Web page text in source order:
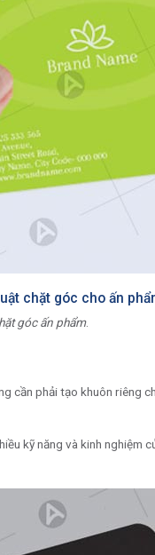
chặt góc cho ấn
góc ấn phẩm.
cần phải tạo khuôn riêng
kỹ năng và kinh nghiệm